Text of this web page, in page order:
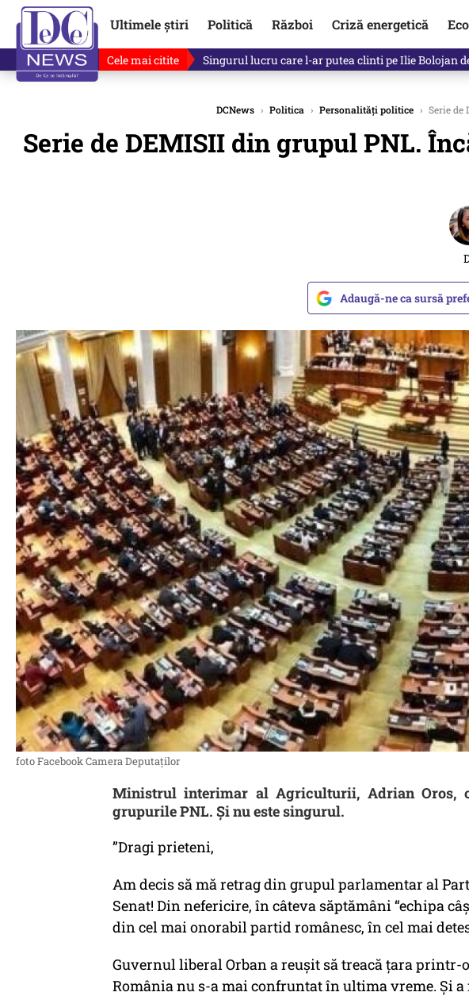
Ultimele știri Politică Război Criză energetică
Cele mai citite Singurul lucru care l-ar putea clinti pe Ilie Bolojan
DCNews › Politica › Personalități politice › Serie de
Serie de DEMISII din grupul PNL.
Adaugă-ne ca sursă
foto Facebook Camera Deputaților
Ministrul interimar al Agriculturii, Adrian Oros,
grupurile PNL. Și nu este singurul.
”Dragi prieteni,
Am decis să mă retrag din grupul parlamentar al
Senat! Din nefericire, în câteva săptămâni “echipa
din cel mai onorabil partid românesc, în cel mai
Guvernul liberal Orban a reușit să treacă țara printr-
România nu s-a mai confruntat în ultima vreme. Și